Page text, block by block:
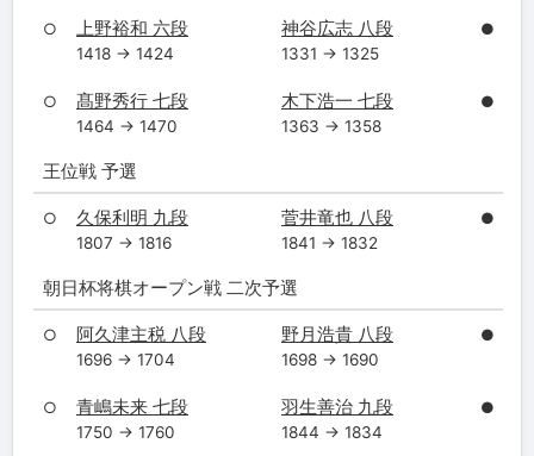
○ 上野裕和 六段
1418 → 1424
神谷広志 八段
1331 → 1325
●
○ 髙野秀行 七段
1464 → 1470
木下浩一 七段
1363 → 1358
●
王位戦 予選
○ 久保利明 九段
1807 → 1816
菅井竜也 八段
1841 → 1832
●
朝日杯将棋オープン戦 二次予選
○ 阿久津主税 八段
1696 → 1704
野月浩貴 八段
1698 → 1690
●
○ 青嶋未来 七段
1750 → 1760
羽生善治 九段
1844 → 1834
●